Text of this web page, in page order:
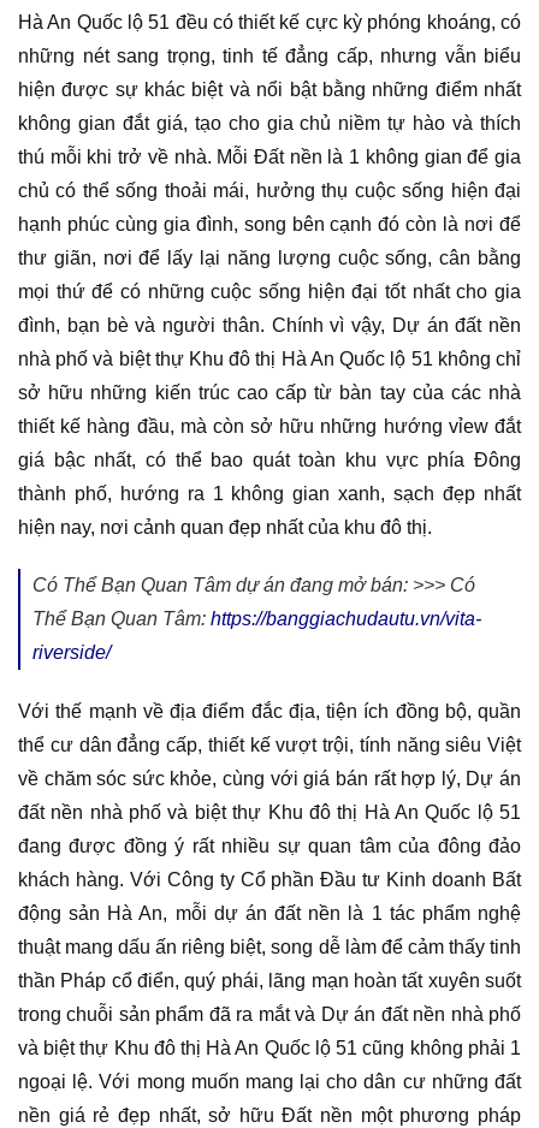
Hà An Quốc lộ 51 đều có thiết kế cực kỳ phóng khoáng, có
những nét sang trọng, tinh tế đẳng cấp, nhưng vẫn biểu
hiện được sự khác biệt và nổi bật bằng những điểm nhất
không gian đắt giá, tạo cho gia chủ niềm tự hào và thích
thú mỗi khi trở về nhà. Mỗi Đất nền là 1 không gian để gia
chủ có thể sống thoải mái, hưởng thụ cuộc sống hiện đại
hạnh phúc cùng gia đình, song bên cạnh đó còn là nơi để
thư giãn, nơi để lấy lại năng lượng cuộc sống, cân bằng
mọi thứ để có những cuộc sống hiện đại tốt nhất cho gia
đình, bạn bè và người thân. Chính vì vậy, Dự án đất nền
nhà phố và biệt thự Khu đô thị Hà An Quốc lộ 51 không chỉ
sở hữu những kiến trúc cao cấp từ bàn tay của các nhà
thiết kế hàng đầu, mà còn sở hữu những hướng vỉew đắt
giá bậc nhất, có thể bao quát toàn khu vực phía Đông
thành phố, hướng ra 1 không gian xanh, sạch đẹp nhất
hiện nay, nơi cảnh quan đẹp nhất của khu đô thị.
Có Thể Bạn Quan Tâm dự án đang mở bán: >>> Có
Thể Bạn Quan Tâm: https://banggiachudautu.vn/vita-
riverside/
Với thế mạnh về địa điểm đắc địa, tiện ích đồng bộ, quần
thể cư dân đẳng cấp, thiết kế vượt trội, tính năng siêu Việt
về chăm sóc sức khỏe, cùng với giá bán rất hợp lý, Dự án
đất nền nhà phố và biệt thự Khu đô thị Hà An Quốc lộ 51
đang được đồng ý rất nhiều sự quan tâm của đông đảo
khách hàng. Với Công ty Cổ phần Đầu tư Kinh doanh Bất
động sản Hà An, mỗi dự án đất nền là 1 tác phẩm nghệ
thuật mang dấu ấn riêng biệt, song dễ làm để cảm thấy tinh
thần Pháp cổ điển, quý phái, lãng mạn hoàn tất xuyên suốt
trong chuỗi sản phẩm đã ra mắt và Dự án đất nền nhà phố
và biệt thự Khu đô thị Hà An Quốc lộ 51 cũng không phải 1
ngoại lệ. Với mong muốn mang lại cho dân cư những đất
nền giá rẻ đẹp nhất, sở hữu Đất nền một phương pháp